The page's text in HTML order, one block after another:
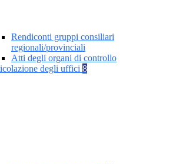
Rendiconti gruppi consiliari
regionali/provinciali
Atti degli organi di controllo
degli uffici 8